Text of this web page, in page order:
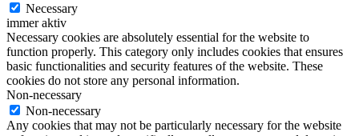
Necessary
immer aktiv
Necessary cookies are absolutely essential for the website to
function properly. This category only includes cookies that ensures
basic functionalities and security features of the website. These
cookies do not store any personal information.
Non-necessary
Non-necessary
Any cookies that may not be particularly necessary for the website